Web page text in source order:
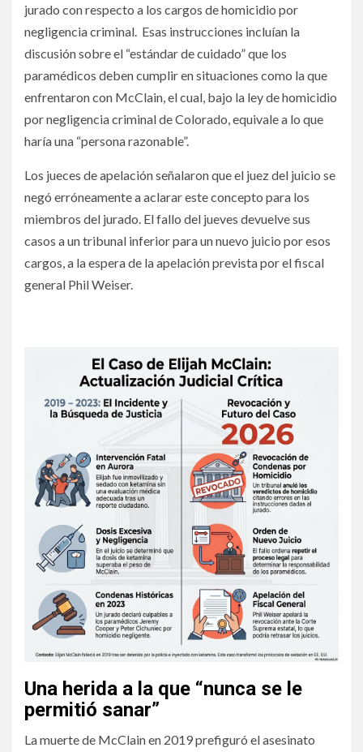
jurado con respecto a los cargos de homicidio por
negligencia criminal. Esas instrucciones incluían la
discusión sobre el “estándar de cuidado” que los
paramédicos deben cumplir en situaciones como la que
enfrentaron con McClain, el cual, bajo la ley de homicidio
por negligencia criminal de Colorado, equivale a lo que
haría una “persona razonable”.
Los jueces de apelación señalaron que el juez del juicio se
negó erróneamente a aclarar este concepto para los
miembros del jurado. El fallo del jueves devuelve sus
casos a un tribunal inferior para un nuevo juicio por esos
cargos, a la espera de la apelación prevista por el fiscal
general Phil Weiser.
Una herida a la que “nunca se le
permitió sanar”
La muerte de McClain en 2019 prefiguró el asesinato